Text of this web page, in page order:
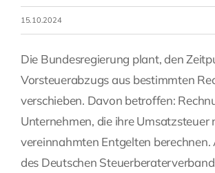
Fragen Sie Ihre Kanzlei
Kontakt
15.10.2024
Die Bundesregierung plant, den
Vorsteuerabzugs aus bestimmten
verschieben. Davon betroffen:
Unternehmen, die ihre Umsatzsteuer
vereinnahmten Entgelten
des Deutschen